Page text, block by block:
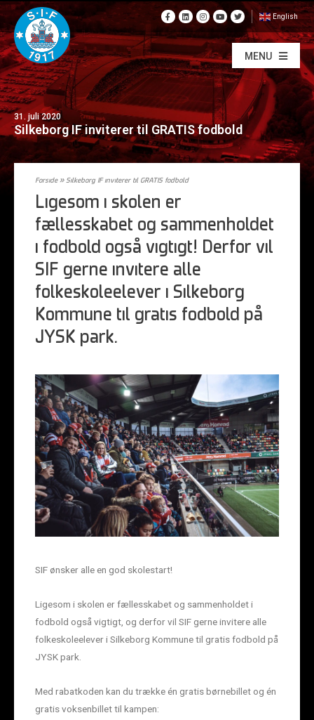
English
MENU
31. juli 2020
Silkeborg IF inviterer til GRATIS fodbold
Forside»Silkeborg IF inviterer til GRATIS fodbold
Ligesom i skolen er
fællesskabet og sammenholdet
i fodbold også vigtigt! Derfor vil
SIF gerne invitere alle
folkeskoleelever i Silkeborg
Kommune til gratis fodbold på
JYSK park.
SIF ønsker alle en god skolestart!
Ligesom i skolen er fællesskabet og sammenholdet i
fodbold også vigtigt, og derfor vil SIF gerne invitere alle
folkeskoleelever i Silkeborg Kommune til gratis fodbold på
JYSK park.
Med rabatkoden kan du trække én gratis børnebillet og én
gratis voksenbillet til kampen: